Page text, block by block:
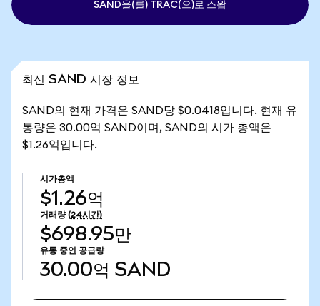
SAND을(를) TRAC(으)로 스왑
최신 SAND 시장 정보
SAND의 현재 가격은 SAND당 $0.0418입니다. 현재 유
통량은 30.00억 SAND이며, SAND의 시가 총액은
$1.26억입니다.
시가총액
$1.26억
거래량 (24시간)
$698.95만
유통 중인 공급량
30.00억 SAND